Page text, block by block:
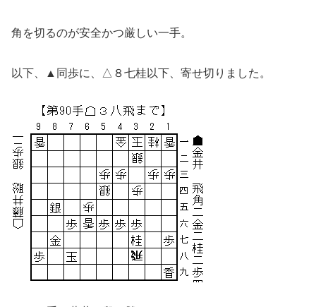
角を切るのが安全かつ厳しい一手。
以下、▲同歩に、△８七桂以下、寄せ切りました。